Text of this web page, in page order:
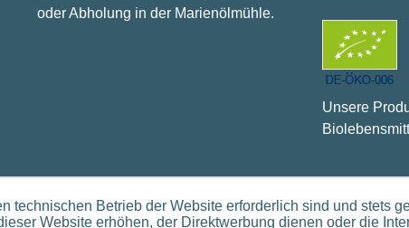
oder Abholung in der Marienölmühle.
Unsere
technischen Betrieb der Website erforderlich sind und stets
Website erhöhen, der Direktwerbung dienen oder die